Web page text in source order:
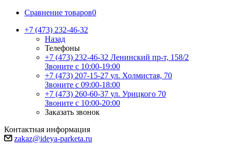
Сравнение товаров0
+7 (473) 232-46-32
Назад
Телефоны
+7 (473) 232-46-32 Ленинский пр-т, 158/2
Звоните с 10:00-19:00
+7 (473) 207-15-27 ул. Холмистая, 70
Звоните с 09:00-18:00
+7 (473) 260-60-37 ул. Урицкого 70
Звоните с 10:00-20:00
Заказать звонок
Контактная информация
zakaz@ideya-parketa.ru